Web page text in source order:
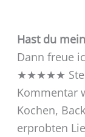
Hast du
Dann freue
★★★★★
Kommentar
Kochen,
erprobten